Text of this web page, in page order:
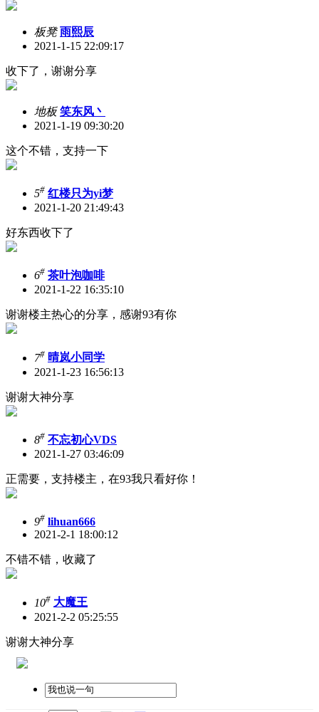
板凳 雨熙辰
2021-1-15 22:09:17
收下了，谢谢分享
地板 笑东风丶
2021-1-19 09:30:20
这个不错，支持一下
5# 红楼只为yi梦
2021-1-20 21:49:43
好东西收下了
6# 茶叶泡咖啡
2021-1-22 16:35:10
谢谢楼主热心的分享，感谢93有你
7# 晴岚小同学
2021-1-23 16:56:13
谢谢大神分享
8# 不忘初心VDS
2021-1-27 03:46:09
正需要，支持楼主，在93我只看好你！
9# lihuan666
2021-2-1 18:00:12
不错不错，收藏了
10# 大魔王
2021-2-2 05:25:55
谢谢大神分享